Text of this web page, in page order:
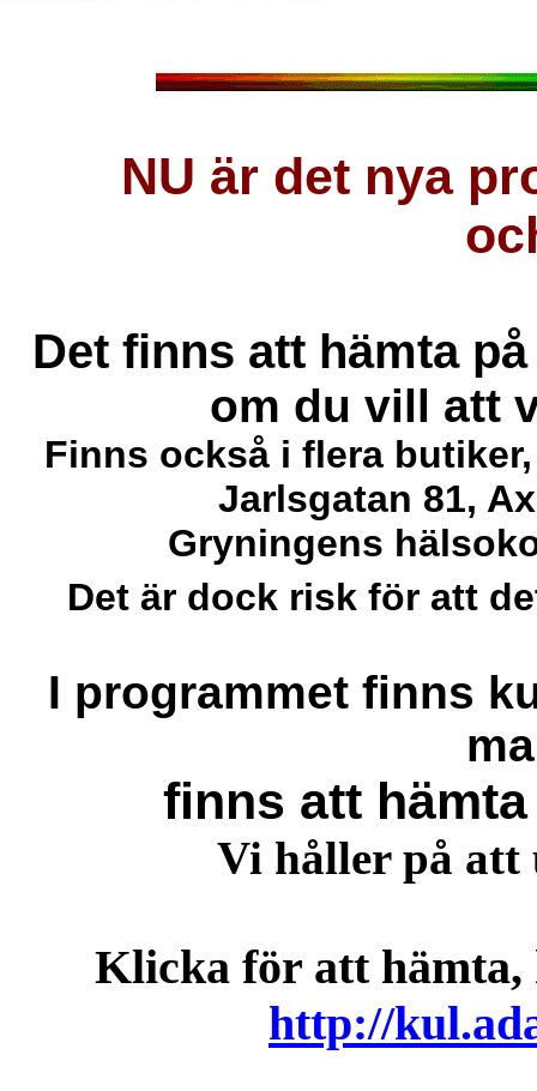
NU är det nya
Det finns att hämta
om du vill att
Finns också i flera
Jarlsgatan 81,
Gryningens
Det är dock risk för att
I programmet finns k
finns att
Vi håller på att
Klicka för att hämta,
http://